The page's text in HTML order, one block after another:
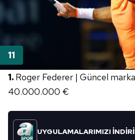
1. Roger Federer | Güncel
40.000.000 €
UYGULAMALARIMIZI